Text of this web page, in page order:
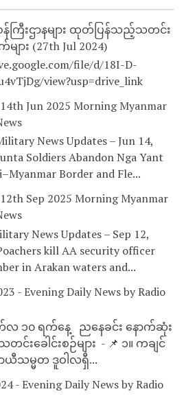
န်ကြီးဌာနများ ထုတ်ပြန်သည့်သတင်း
ား (27th Jul 2024)
file/d/18I-D-
view?usp=drive_link
Jun 2025 Morning Myanmar
News Updates – Jun 14,
Soldiers Abandon Nga Yant
Border and Fle...
Sep 2025 Morning Myanmar
News Updates – Sep 12,
kill AA security officer
in Arakan waters and...
- Evening Daily News by Radio
လ ၁၀ ရက်နေ့ ညနေခင်း နောက်ဆုံး
င်းခေါင်းစဉ်များ - 📌 ၁။ ကချင်
ယီသမ္မတ ဒူဝါလရှီ...
- Evening Daily News by Radio